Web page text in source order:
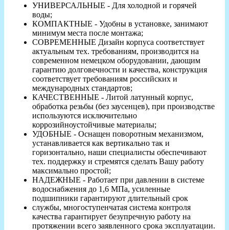
УНИВЕРСАЛЬНЫЕ - Для холодной и горячей
воды;
КОМПАКТНЫЕ - Удобны в установке, занимают
минимум места после монтажа;
СОВРЕМЕННЫЕ Дизайн корпуса соответствует
актуальным тех. требованиям, производится на
современном немецком оборудовании, дающим
гарантию долговечности и качества, конструкция
соответствует требованиям российских и
международных стандартов;
КАЧЕСТВЕННЫЕ - Литой латунный корпус,
обработка резьбы (без заусенцев), при производстве
используются исключительно
коррозийноустойчивые материалы;
УДОБНЫЕ - Оснащен поворотным механизмом,
устанавливается как вертикально так и
горизонтально, наши специалисты обеспечивают
тех. поддержку и стремятся сделать Вашу работу
максимально простой;
НАДЕЖНЫЕ - Работает при давлении в системе
водоснабжения до 1,6 МПа, усиленные
подшипники гарантируют длительный срок
службы, многоступенчатая система контроля
качества гарантирует безупречную работу на
протяжении всего заявленного срока эксплуатации.